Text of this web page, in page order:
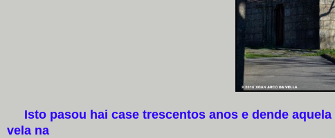
Isto pasou hai case trescentos anos e dende
vela na